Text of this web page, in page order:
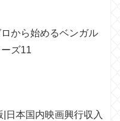
ロから始めるベンガル
ズ11
|日本国内映画興行収入